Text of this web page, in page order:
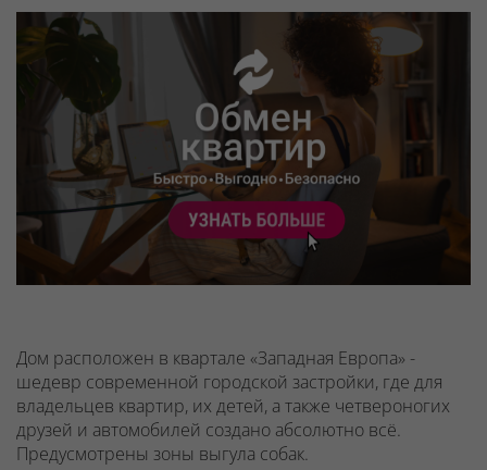
Дом расположен в квартале «Западная Европа» -
шедевр современной городской застройки, где для
владельцев квартир, их детей, а также четвероногих
друзей и автомобилей создано абсолютно всё.
Предусмотрены зоны выгула собак.